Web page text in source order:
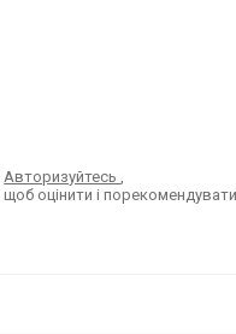
Авторизуйтесь,
щоб оцінити і порекомендувати